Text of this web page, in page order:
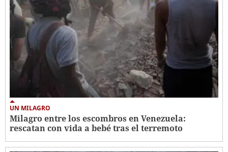
UN MILAGRO
Milagro entre los escombros en Venezuela:
rescatan con vida a bebé tras el terremoto